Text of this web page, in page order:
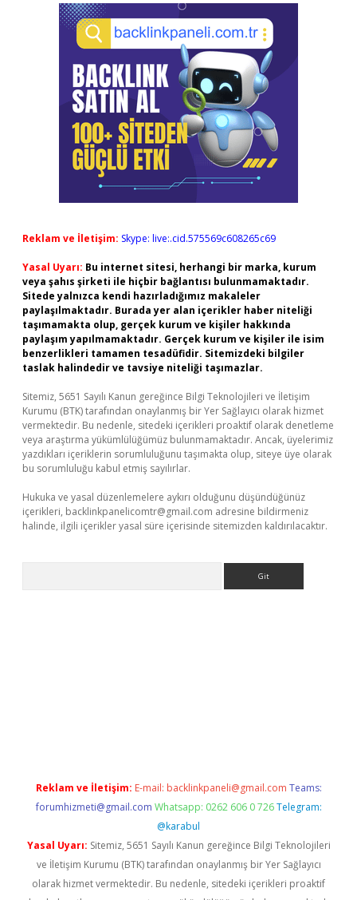
Reklam ve İletişim: Skype: live:.cid.575569c608265c69
Yasal Uyarı: Bu internet sitesi, herhangi bir marka, kurum
veya şahıs şirketi ile hiçbir bağlantısı bulunmamaktadır.
Sitede yalnızca kendi hazırladığımız makaleler
paylaşılmaktadır. Burada yer alan içerikler haber niteliği
taşımamakta olup, gerçek kurum ve kişiler hakkında
paylaşım yapılmamaktadır. Gerçek kurum ve kişiler ile isim
benzerlikleri tamamen tesadüfidir. Sitemizdeki bilgiler
taslak halindedir ve tavsiye niteliği taşımazlar.
Sitemiz, 5651 Sayılı Kanun gereğince Bilgi Teknolojileri ve İletişim
Kurumu (BTK) tarafından onaylanmış bir Yer Sağlayıcı olarak hizmet
vermektedir. Bu nedenle, sitedeki içerikleri proaktif olarak denetleme
veya araştırma yükümlülüğümüz bulunmamaktadır. Ancak, üyelerimiz
yazdıkları içeriklerin sorumluluğunu taşımakta olup, siteye üye olarak
bu sorumluluğu kabul etmiş sayılırlar.
Hukuka ve yasal düzenlemelere aykırı olduğunu düşündüğünüz
içerikleri, backlinkpanelicomtr@gmail.com adresine bildirmeniz
halinde, ilgili içerikler yasal süre içerisinde sitemizden kaldırılacaktır.
Reklam ve İletişim: E-mail: backlinkpaneli@gmail.com Teams:
forumhizmeti@gmail.com Whatsapp: 0262 606 0 726 Telegram:
@karabul
Yasal Uyarı: Sitemiz, 5651 Sayılı Kanun gereğince Bilgi Teknolojileri
ve İletişim Kurumu (BTK) tarafından onaylanmış bir Yer Sağlayıcı
olarak hizmet vermektedir. Bu nedenle, sitedeki içerikleri proaktif